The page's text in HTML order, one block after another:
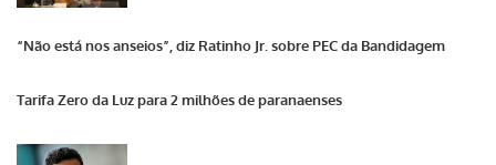
“Não está nos anseios”, diz Ratinho Jr. sobre PEC da Bandidagem
Tarifa Zero da Luz para 2 milhões de paranaenses